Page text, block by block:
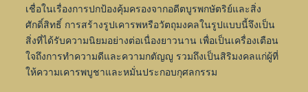
เชื่อในเรื่องการปกป้องคุ้มครองจากอดีตบูรพกษัตริย์และสิ่ง
ศักดิ์สิทธิ์ การสร้างรูปเคารพหรือวัตถุมงคลในรูปแบบนี้จึงเป็น
สิ่งที่ได้รับความนิยมอย่างต่อเนื่องยาวนาน เพื่อเป็นเครื่องเตือน
ใจถึงการทำความดีและความกตัญญู รวมถึงเป็นสิริมงคลแก่ผู้ที่
ให้ความเคารพบูชาและหมั่นประกอบกุศลกรรม